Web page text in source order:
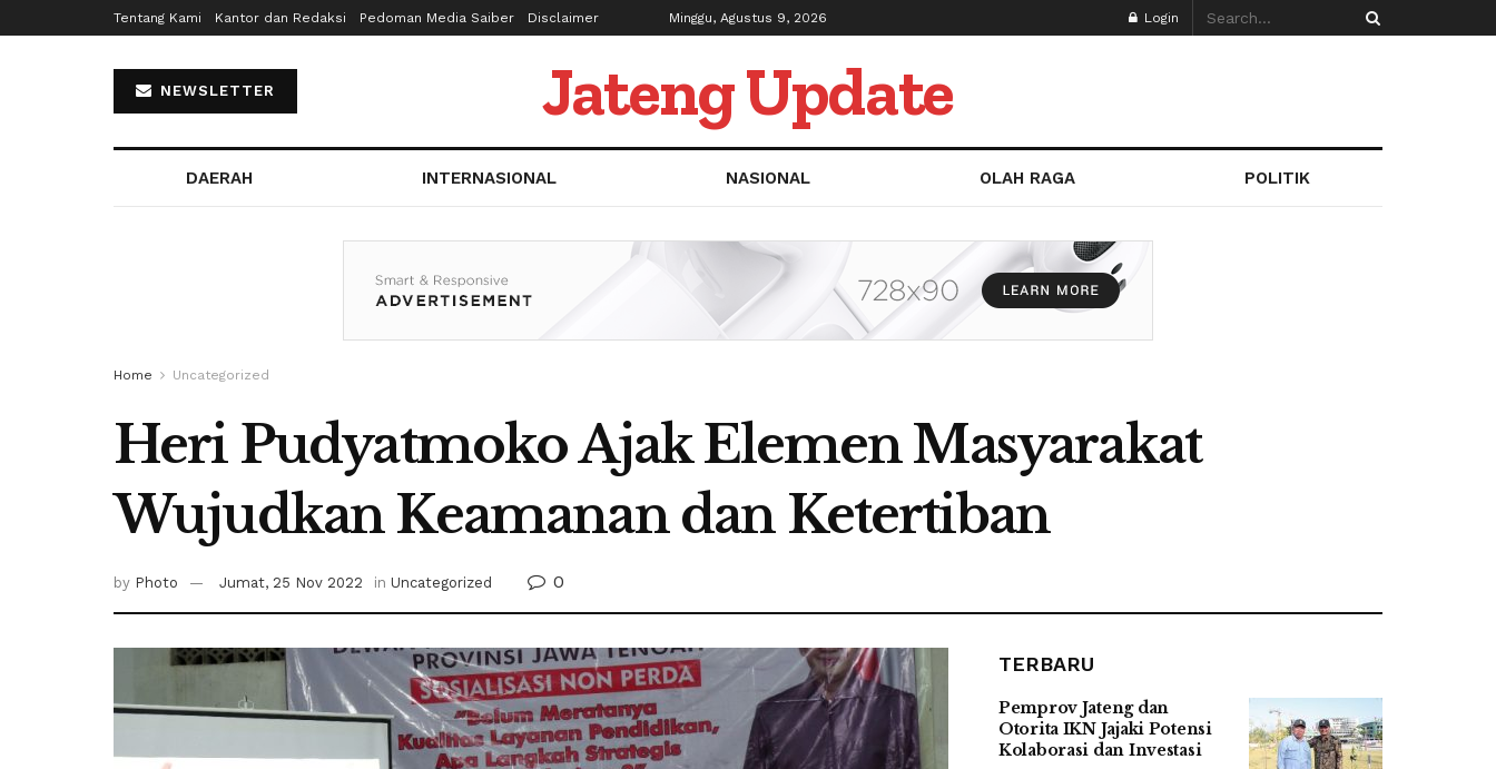
Tentang Kami Kantor dan Redaksi Pedoman Media Saiber Disclaimer Minggu, Agustus 9, 2026 Login
NEWSLETTER Jateng Update
DAERAH INTERNASIONAL NASIONAL OLAH RAGA POLITIK
Home Uncategorized
Heri Pudyatmoko Ajak Elemen Masyarakat
Wujudkan Keamanan dan Ketertiban
by Photo Jumat, 25 Nov 2022 in Uncategorized 0
TERBARU
Pemprov Jateng dan
Otorita IKN Jajaki Potensi
Kolaborasi dan Investasi